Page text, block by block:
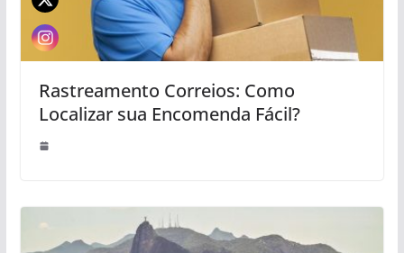
Rastreamento Correios: Como
Localizar sua Encomenda Fácil?